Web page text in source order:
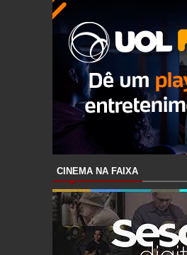
CINEMA NA FAIXA